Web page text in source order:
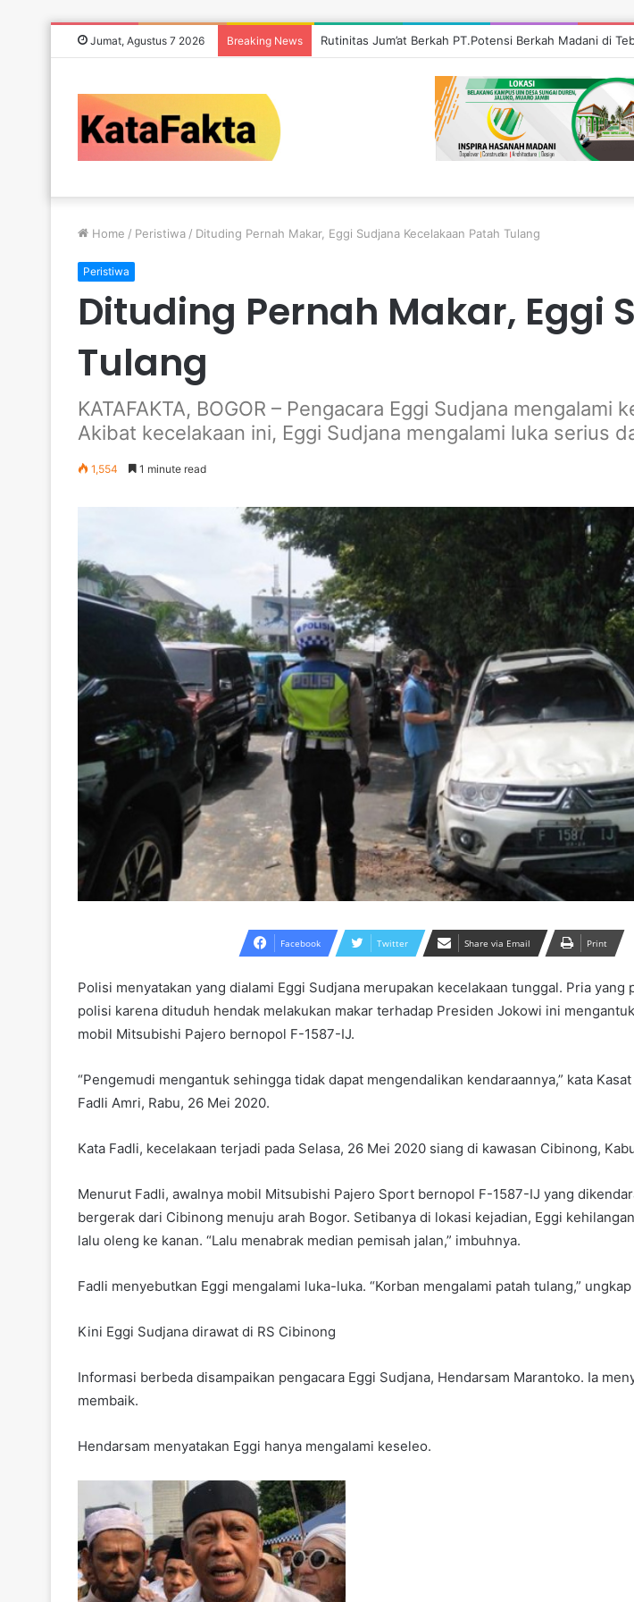
Jumat, Agustus 7 2026 Breaking News Rutinitas Jum’at Berkah PT.Potensi Berkah Madani di
Home / Peristiwa / Dituding Pernah Makar, Eggi Sudjana Kecelakaan Patah Tulang
Peristiwa
Dituding Pernah Makar, Eggi
Tulang
KATAFAKTA, BOGOR – Pengacara Eggi Sudjana
Akibat kecelakaan ini, Eggi Sudjana mengalami luka serius
1,554 1 minute read
Facebook Twitter Share via Email Print
Polisi menyatakan yang dialami Eggi Sudjana merupakan kecelakaan tunggal. Pria yang
polisi karena dituduh hendak melakukan makar terhadap Presiden Jokowi ini
mobil Mitsubishi Pajero bernopol F-1587-IJ.
“Pengemudi mengantuk sehingga tidak dapat mengendalikan kendaraannya,” kata
Fadli Amri, Rabu, 26 Mei 2020.
Kata Fadli, kecelakaan terjadi pada Selasa, 26 Mei 2020 siang di kawasan Cibinong,
Menurut Fadli, awalnya mobil Mitsubishi Pajero Sport bernopol F-1587-IJ yang
bergerak dari Cibinong menuju arah Bogor. Setibanya di lokasi kejadian, Eggi
lalu oleng ke kanan. “Lalu menabrak median pemisah jalan,” imbuhnya.
Fadli menyebutkan Eggi mengalami luka-luka. “Korban mengalami patah tulang,” ungkap
Kini Eggi Sudjana dirawat di RS Cibinong
Informasi berbeda disampaikan pengacara Eggi Sudjana, Hendarsam Marantoko. Ia
membaik.
Hendarsam menyatakan Eggi hanya mengalami keseleo.